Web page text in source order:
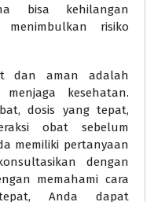
bisa kehilangan
risiko
dan aman adalah
kesehatan.
dosis yang tepat,
obat sebelum
memiliki pertanyaan
dengan
memahami cara
Anda dapat